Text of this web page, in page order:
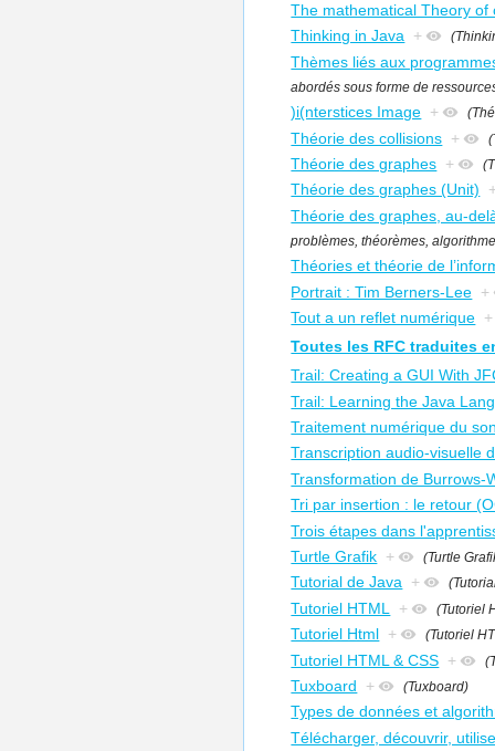
The mathematical Theory of
Thinking in Java +
Thèmes liés aux
abordés sous forme de
)i(nterstices Image +
Théorie des collisions +
Théorie des graphes +
Théorie des graphes (Unit)
Théorie des graphes, au-
problèmes, théorèmes,
Théories et théorie de
Portrait : Tim Berners-Lee +
Tout a un reflet numérique +
Toutes les RFC traduites
Trail: Creating a GUI With
Trail: Learning the Java
Traitement numérique du
Transcription audio-visuelle
Transformation de Burrows-
Tri par insertion : le retour
Trois étapes dans
Turtle Grafik + (Turtle
Tutorial de Java +
Tutoriel HTML + (Tutoriel
Tutoriel Html + (Tutoriel
Tutoriel HTML & CSS +
Tuxboard + (Tuxboard)
Types de données et
Télécharger, découvrir,